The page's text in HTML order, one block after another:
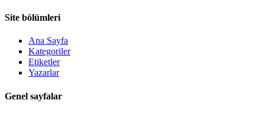
Site bölümleri
Ana Sayfa
Kategoriler
Etiketler
Yazarlar
Genel sayfalar